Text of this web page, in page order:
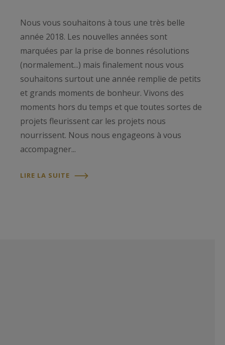
Nous vous souhaitons à tous une très belle
année 2018. Les nouvelles années sont
marquées par la prise de bonnes résolutions
(normalement...) mais finalement nous vous
souhaitons surtout une année remplie de petits
et grands moments de bonheur. Vivons des
moments hors du temps et que toutes sortes de
projets fleurissent car les projets nous
nourrissent. Nous nous engageons à vous
accompagner...
LIRE LA SUITE